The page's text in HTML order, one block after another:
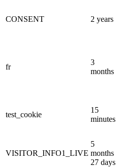
CONSENT 2 years
fr
3
months
test_cookie
15
minutes
VISITOR_INFO1_LIVE
5
months
27 days